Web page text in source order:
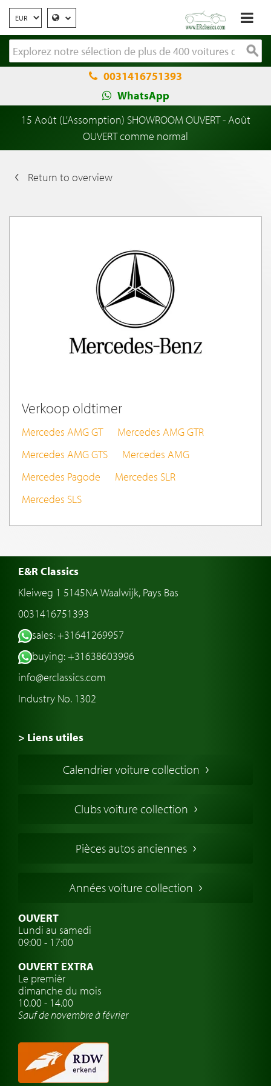
0031416751393
WhatsApp
15 Août (L'Assomption) SHOWROOM OUVERT - Août
OUVERT comme normal
Return to overview
Verkoop oldtimer
Mercedes AMG GT
Mercedes AMG GTR
Mercedes AMG GTS
Mercedes AMG
Mercedes Pagode
Mercedes SLR
Mercedes SLS
E&R Classics
Kleiweg 1 5145NA Waalwijk, Pays Bas
0031416751393
sales: +31641269957
buying: +31638603996
info@erclassics.com
Industry No. 1302
> Liens utiles
Voiture Collection Europe
Voitures Anglaises
Voitures Allemandes
Voitures Suédoises
Assurance voiture de collection
Clubs de voitures classiques
Atelier de voitures anciennes
Montres de marque de voiture
Calendrier voiture collection
Clubs voiture collection
Pièces autos anciennes
Années voiture collection
OUVERT
Lundi au samedi
09:00 - 17:00
OUVERT EXTRA
Le premièr
dimanche du mois
10.00 - 14.00
Sauf de novembre à février